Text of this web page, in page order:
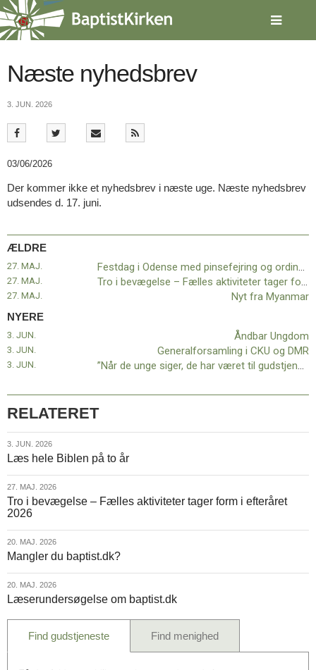
Spring
menu
over
gå
tilbage
forsiden
2.0:
Nyheder
3.0:
Kalender
4.0:
Inspiration
7.0:
Om
8.0:
Kontakt
9.0:
Forside
11.0:
Kalender
12.0:
Inspiration
13.0:
Værktøjskassen
14.0:
Mission
BaptistKirken
16.0:
Kontakt
Næste
indlæg:
Åndbar
UngdomForrige
indlæg:
Festdag
Odense
med
og
ordination
Næste nyhedsbrev
3. JUN. 2026
03/06/2026
Der kommer ikke et nyhedsbrev i næste uge. Næste nyhedsbrev
udsendes d. 17. juni.
ÆLDRE
27. MAJ. Festdag i Odense med pinsefejring og ordination
27. MAJ. Tro i bevægelse – Fælles aktiviteter tager form i efteråret 2026
27. MAJ. Nyt fra Myanmar
NYERE
Åndbar Ungdom
3. JUN.
Generalforsamling i CKU og DMR
3. JUN.
”Når de unge siger, de har været til gudstjeneste, hvad mener de så?”
3. JUN.
RELATERET
3.
jun.
2026
3. JUN. 2026
Læs hele Biblen på to år
27.
maj.
2026
27. MAJ. 2026
Tro i bevægelse – Fælles aktiviteter tager form i efteråret
2026
20.
maj.
2026
20. MAJ. 2026
Mangler du baptist.dk?
20.
maj.
2026
20. MAJ. 2026
Læserundersøgelse om baptist.dk
Find gudstjeneste Find menighed